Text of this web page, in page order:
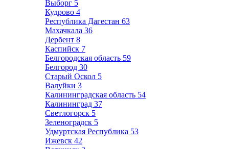
Выборг 5
Кудрово 4
Республика Дагестан 63
Махачкала 36
Дербент 8
Каспийск 7
Белгородская область 59
Белгород 30
Старый Оскол 5
Валуйки 3
Калининградская область 54
Калининград 37
Светлогорск 5
Зеленоградск 5
Удмуртская Республика 53
Ижевск 42